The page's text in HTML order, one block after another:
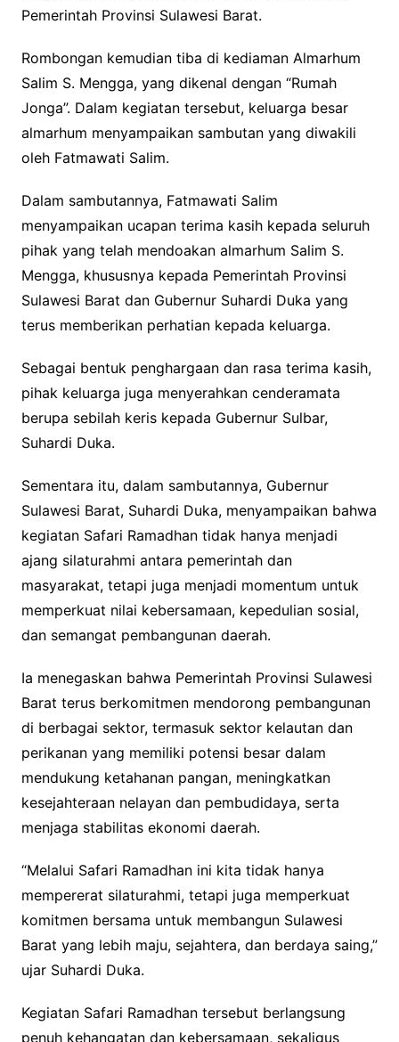
Pemerintah Provinsi Sulawesi Barat.
Rombongan kemudian tiba di kediaman Almarhum
Salim S. Mengga, yang dikenal dengan “Rumah
Jonga”. Dalam kegiatan tersebut, keluarga besar
almarhum menyampaikan sambutan yang diwakili
oleh Fatmawati Salim.
Dalam sambutannya, Fatmawati Salim
menyampaikan ucapan terima kasih kepada seluruh
pihak yang telah mendoakan almarhum Salim S.
Mengga, khususnya kepada Pemerintah Provinsi
Sulawesi Barat dan Gubernur Suhardi Duka yang
terus memberikan perhatian kepada keluarga.
Sebagai bentuk penghargaan dan rasa terima kasih,
pihak keluarga juga menyerahkan cenderamata
berupa sebilah keris kepada Gubernur Sulbar,
Suhardi Duka.
Sementara itu, dalam sambutannya, Gubernur
Sulawesi Barat, Suhardi Duka, menyampaikan bahwa
kegiatan Safari Ramadhan tidak hanya menjadi
ajang silaturahmi antara pemerintah dan
masyarakat, tetapi juga menjadi momentum untuk
memperkuat nilai kebersamaan, kepedulian sosial,
dan semangat pembangunan daerah.
Ia menegaskan bahwa Pemerintah Provinsi Sulawesi
Barat terus berkomitmen mendorong pembangunan
di berbagai sektor, termasuk sektor kelautan dan
perikanan yang memiliki potensi besar dalam
mendukung ketahanan pangan, meningkatkan
kesejahteraan nelayan dan pembudidaya, serta
menjaga stabilitas ekonomi daerah.
“Melalui Safari Ramadhan ini kita tidak hanya
mempererat silaturahmi, tetapi juga memperkuat
komitmen bersama untuk membangun Sulawesi
Barat yang lebih maju, sejahtera, dan berdaya saing,”
ujar Suhardi Duka.
Kegiatan Safari Ramadhan tersebut berlangsung
penuh kehangatan dan kebersamaan, sekaligus